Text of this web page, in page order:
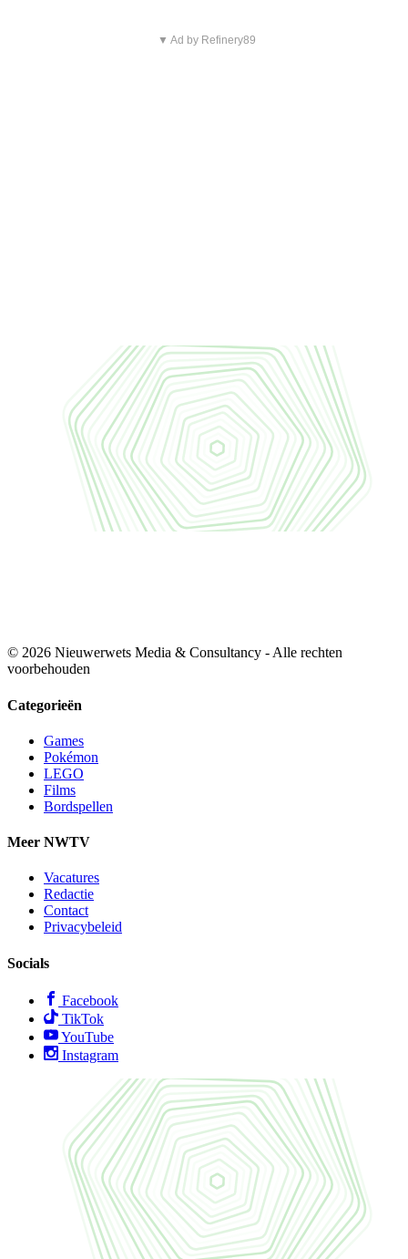
▼ Ad by Refinery89
© 2026 Nieuwerwets Media & Consultancy - Alle rechten
voorbehouden
Categorieën
Games
Pokémon
LEGO
Films
Bordspellen
Meer NWTV
Vacatures
Redactie
Contact
Privacybeleid
Socials
Facebook
TikTok
YouTube
Instagram